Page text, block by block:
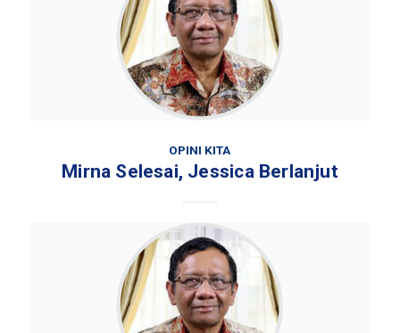
OPINI KITA
Mirna Selesai, Jessica Berlanjut